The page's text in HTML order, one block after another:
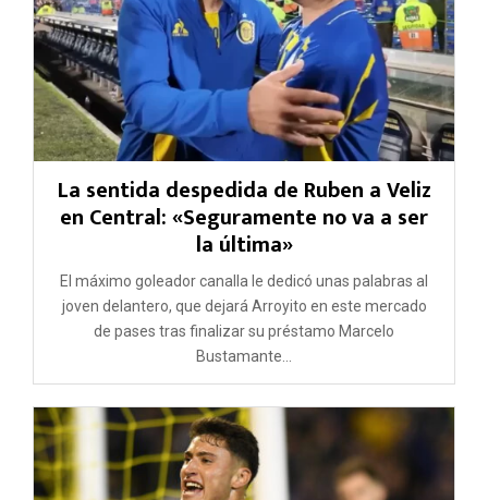
La sentida despedida de Ruben a Veliz
en Central: «Seguramente no va a ser
la última»
El máximo goleador canalla le dedicó unas palabras al
joven delantero, que dejará Arroyito en este mercado
de pases tras finalizar su préstamo Marcelo
Bustamante...